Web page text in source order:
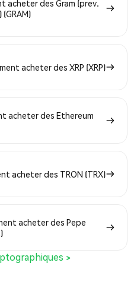
acheter des Gram (prev.
acheter des XRP (XRP)
acheter des Ethereum
acheter des TRON (TRX)
acheter des Pepe
>